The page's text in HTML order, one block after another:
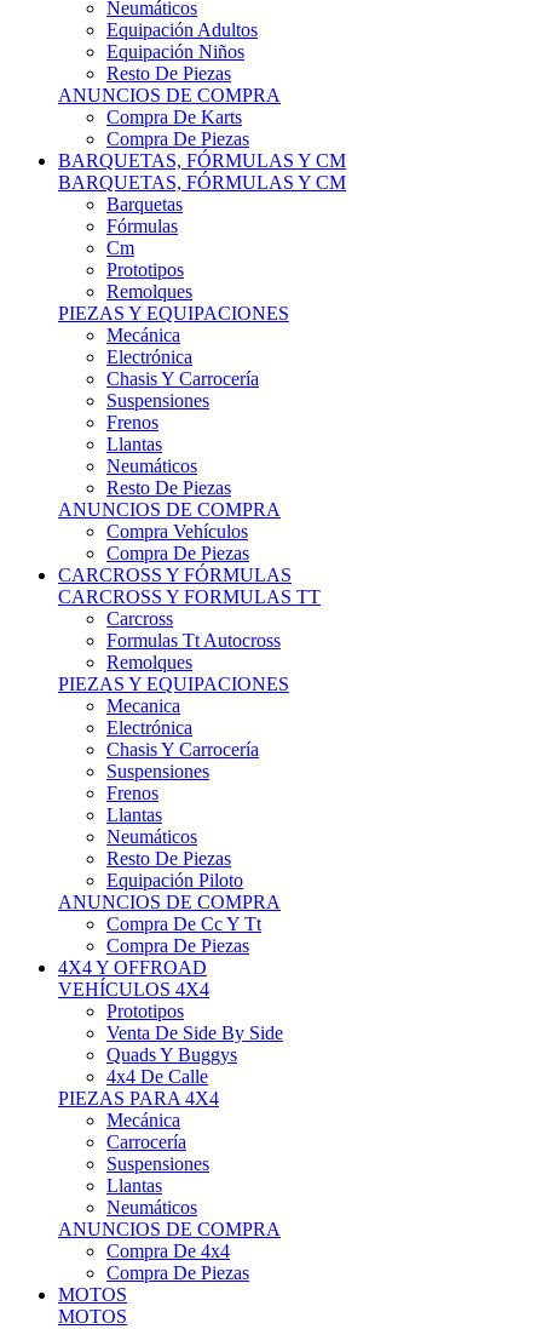
Equipación Niños
Resto De Piezas
ANUNCIOS DE COMPRA
Compra De Karts
Compra De Piezas
BARQUETAS, FÓRMULAS Y CM
BARQUETAS, FÓRMULAS Y CM
Barquetas
Fórmulas
Cm
Prototipos
Remolques
PIEZAS Y EQUIPACIONES
Mecánica
Electrónica
Chasis Y Carrocería
Suspensiones
Frenos
Llantas
Neumáticos
Resto De Piezas
ANUNCIOS DE COMPRA
Compra Vehículos
Compra De Piezas
CARCROSS Y FÓRMULAS
CARCROSS Y FORMULAS TT
Carcross
Formulas Tt Autocross
Remolques
PIEZAS Y EQUIPACIONES
Mecanica
Electrónica
Chasis Y Carrocería
Suspensiones
Frenos
Llantas
Neumáticos
Resto De Piezas
Equipación Piloto
ANUNCIOS DE COMPRA
Compra De Cc Y Tt
Compra De Piezas
4X4 Y OFFROAD
VEHÍCULOS 4X4
Prototipos
Venta De Side By Side
Quads Y Buggys
4x4 De Calle
PIEZAS PARA 4X4
Mecánica
Carrocería
Suspensiones
Llantas
Neumáticos
ANUNCIOS DE COMPRA
Compra De 4x4
Compra De Piezas
MOTOS
MOTOS
Motos De Circuito